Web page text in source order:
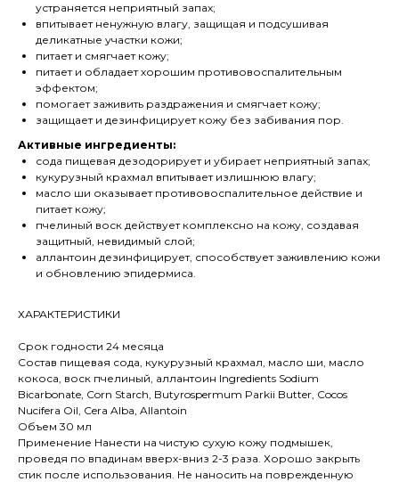
устраняется неприятный запах;
впитывает ненужную влагу, защищая и подсушивая
деликатные участки кожи;
питает и смягчает кожу;
питает и обладает хорошим противовоспалительным
эффектом;
помогает заживить раздражения и смягчает кожу;
защищает и дезинфицирует кожу без забивания пор.
Активные ингредиенты:
сода пищевая дезодорирует и убирает неприятный запах;
кукурузный крахмал впитывает излишнюю влагу;
масло ши оказывает противовоспалительное действие и
питает кожу;
пчелиный воск действует комплексно на кожу, создавая
защитный, невидимый слой;
аллантоин дезинфицирует, способствует заживлению кожи
и обновлению эпидермиса.
ХАРАКТЕРИСТИКИ
Срок годности 24 месяца
Состав пищевая сода, кукурузный крахмал, масло ши, масло
кокоса, воск пчелиный, аллантоин Ingredients Sodium
Bicarbonate, Corn Starch, Butyrospermum Parkii Butter, Cocos
Nucifera Oil, Cera Alba, Allantoin
Объем 30 мл
Применение Нанести на чистую сухую кожу подмышек,
проведя по впадинам вверх-вниз 2-3 раза. Хорошо закрыть
стик после использования. Не наносить на поврежденную